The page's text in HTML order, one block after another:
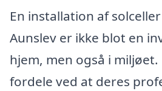
En installation af
Aunslev er ikke blot en
hjem, men også i
fordele ved at deres